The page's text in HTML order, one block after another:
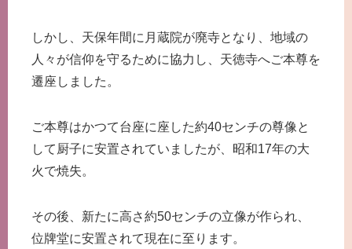
しかし、天保年間に月蔵院が廃寺となり、地域の
人々が信仰を守るために協力し、天徳寺へご本尊を
遷座しました。
ご本尊はかつて台座に座した約40センチの尊像と
して厨子に安置されていましたが、昭和17年の大
火で焼失。
その後、新たに高さ約50センチの立像が作られ、
位牌堂に安置されて現在に至ります。